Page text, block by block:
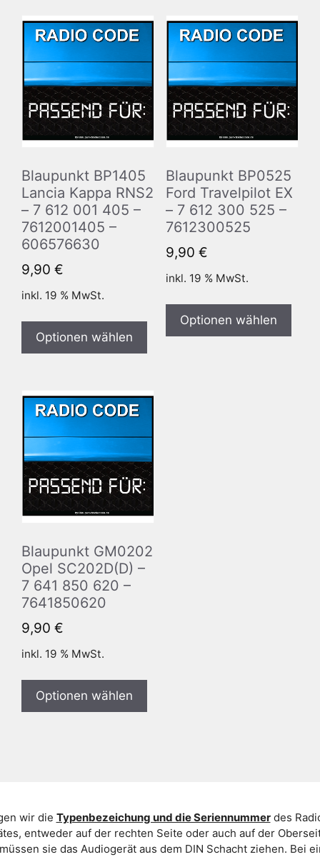
Blaupunkt BP1405
Lancia Kappa RNS2
– 7 612 001 405 –
7612001405 –
606576630
9,90 €
inkl. 19 % MwSt.
Optionen wählen
Blaupunkt BP0525
Ford Travelpilot EX
– 7 612 300 525 –
7612300525
9,90 €
inkl. 19 % MwSt.
Optionen wählen
Blaupunkt GM0202
Opel SC202D(D) –
7 641 850 620 –
7641850620
9,90 €
inkl. 19 % MwSt.
Optionen wählen
wir die Typenbezeichung und die Seriennummerdes
entweder auf der rechten Seite oder auch auf der
sie das Audiogerät aus dem DIN Schacht ziehen. Bei